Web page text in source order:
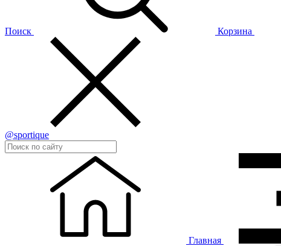
Поиск Корзина
@sportique
Главная